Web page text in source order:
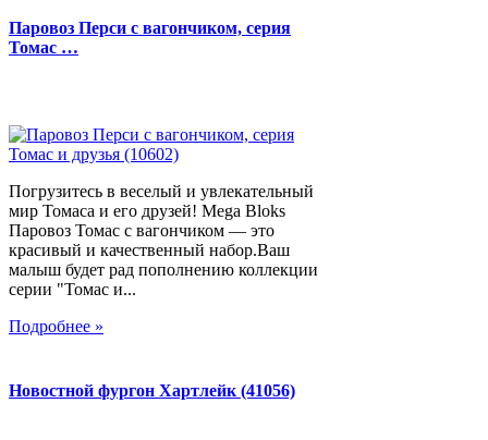
Паровоз Перси с вагончиком, серия
Томас …
Погрузитесь в веселый и увлекательный
мир Томаса и его друзей! Mega Bloks
Паровоз Томас с вагончиком — это
красивый и качественный набор.Ваш
малыш будет рад пополнению коллекции
серии "Томас и...
Подробнее »
Новостной фургон Хартлейк (41056)